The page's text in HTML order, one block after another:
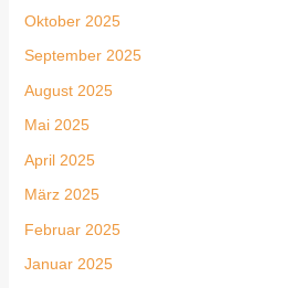
Oktober 2025
September 2025
August 2025
Mai 2025
April 2025
März 2025
Februar 2025
Januar 2025